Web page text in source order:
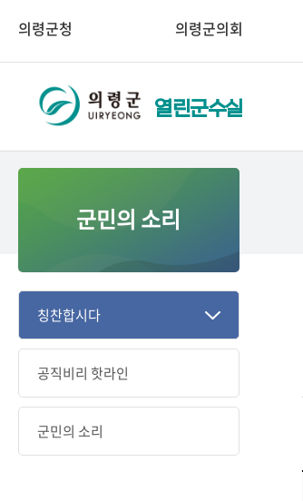
의령군청 의령군의회
열린군수실
군민의 소리
칭찬합시다
공직비리 핫라인
군민의 소리